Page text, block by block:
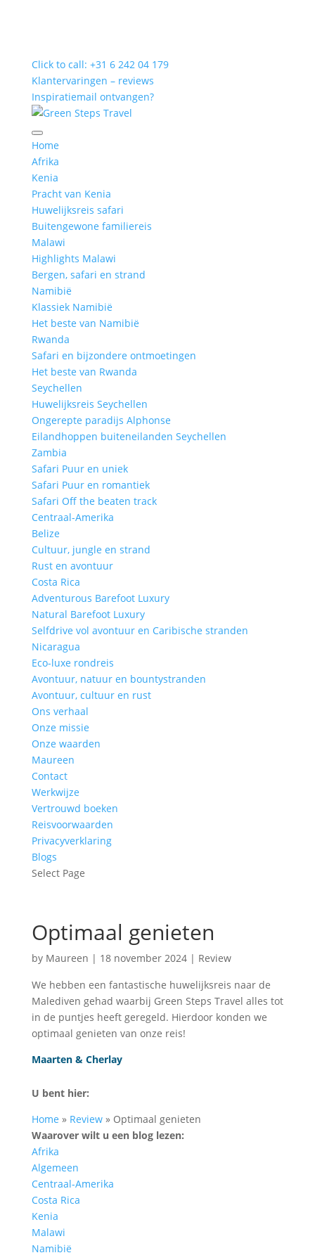
Click to call: +31 6 242 04 179
Klantervaringen – reviews
Inspiratiemail ontvangen?
Home
Afrika
Kenia
Pracht van Kenia
Huwelijksreis safari
Buitengewone familiereis
Malawi
Highlights Malawi
Bergen, safari en strand
Namibië
Klassiek Namibië
Het beste van Namibië
Rwanda
Safari en bijzondere ontmoetingen
Het beste van Rwanda
Seychellen
Huwelijksreis Seychellen
Ongerepte paradijs Alphonse
Eilandhoppen buiteneilanden Seychellen
Zambia
Safari Puur en uniek
Safari Puur en romantiek
Safari Off the beaten track
Centraal-Amerika
Belize
Cultuur, jungle en strand
Rust en avontuur
Costa Rica
Adventurous Barefoot Luxury
Natural Barefoot Luxury
Selfdrive vol avontuur en Caribische stranden
Nicaragua
Eco-luxe rondreis
Avontuur, natuur en bountystranden
Avontuur, cultuur en rust
Ons verhaal
Onze missie
Onze waarden
Maureen
Contact
Werkwijze
Vertrouwd boeken
Reisvoorwaarden
Privacyverklaring
Blogs
Select Page
Optimaal genieten
by Maureen | 18 november 2024| Review
We hebben een fantastische huwelijksreis naar de
Malediven gehad waarbij Green Steps Travel alles tot
in de puntjes heeft geregeld. Hierdoor konden we
optimaal genieten van onze reis!
Maarten & Cherlay
U bent hier:
Home » Review» Optimaal genieten
Waarover wilt u een blog lezen:
Afrika
Algemeen
Centraal-Amerika
Costa Rica
Kenia
Malawi
Namibië